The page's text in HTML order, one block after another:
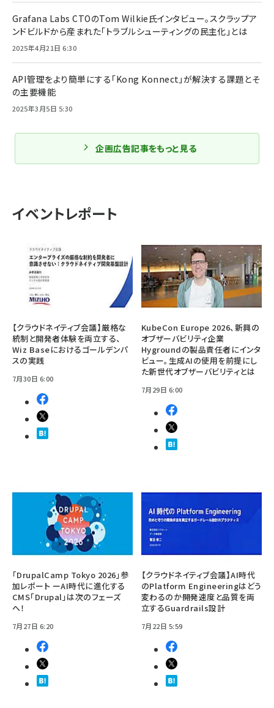
イベントレポート
【クラウドネイティブ会議】厳格な
統制と開発者体験を両立する、
Wiz Baseにおけるゴールデンパ
スの実践
7月30日 6:00
KubeCon Europe 2026、新興の
オブザーバビリティ企業
Hygroundの製品責任者にインタ
ビュー。生成AIの使用を前提にし
た新世代オブザーバビリティとは
7月29日 6:00
「DrupalCamp Tokyo 2026」参
加レポート ーAI時代に進化する
CMS「Drupal」は次のフェーズ
へ！
7月27日 6:20
【クラウドネイティブ会議】AI時代
のPlatform Engineeringはどう
変わるのか――開発速度と品質を両
立するGuardrails設計
7月22日 5:59
Grafana Labs CTOのTom Wilkie氏インタビュー。スクラップア
ンドビルドから産まれた「トラブルシューティングの民主化」とは
2025年4月21日 6:30
API管理をより簡単にする「Kong Konnect」が解決する課題とそ
の主要機能
2025年3月5日 5:30
企画広告記事をもっと見る